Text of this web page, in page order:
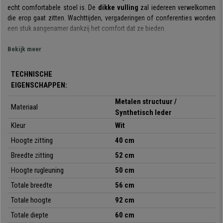
echt comfortabele stoel is. De dikke vulling zal iedereen verwelkomen
die erop gaat zitten. Wachttijden, vergaderingen of conferenties worden
een stuk aangenamer dankzij het comfort dat ze bieden.
Deze stoelen zijn gemaakt van hoogwaardige materialen.
zijn bekleed met
leder.
Hetontwerp, de vormgeving en de afwerking zijn perfect.
is ideaal voor elke soort ruimte, een wachtkamer, vergadering of
conferentie. Bovendien is hij
verkrijgbaar in verschillende
kleuren, zodat u degene kunt kiezen die het beste bij uw behoeften of
U kan uw kantoor inrichten met heldere en leuke tinten of met meer
De stoel is
heel comfortabel dankzij de dikke vulling en zeer stabiel
dankzij de stevige metalen structuur.
Bekijk meer
TECHNISCHE
EIGENSCHAPPEN:
Materiaal
Metalen structuur /
Synthetisch leder
Kleur
Wit
Hoogte zitting
40 cm
Breedte zitting
52 cm
Hoogte rugleuning
50 cm
Totale breedte
56 cm
Totale hoogte
92 cm
Totale diepte
60 cm